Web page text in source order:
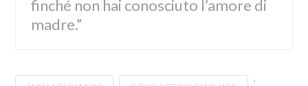
finché non hai conosciuto l’amore di
madre.”